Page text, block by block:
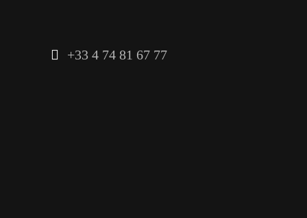
+33 4 74 81 67 77